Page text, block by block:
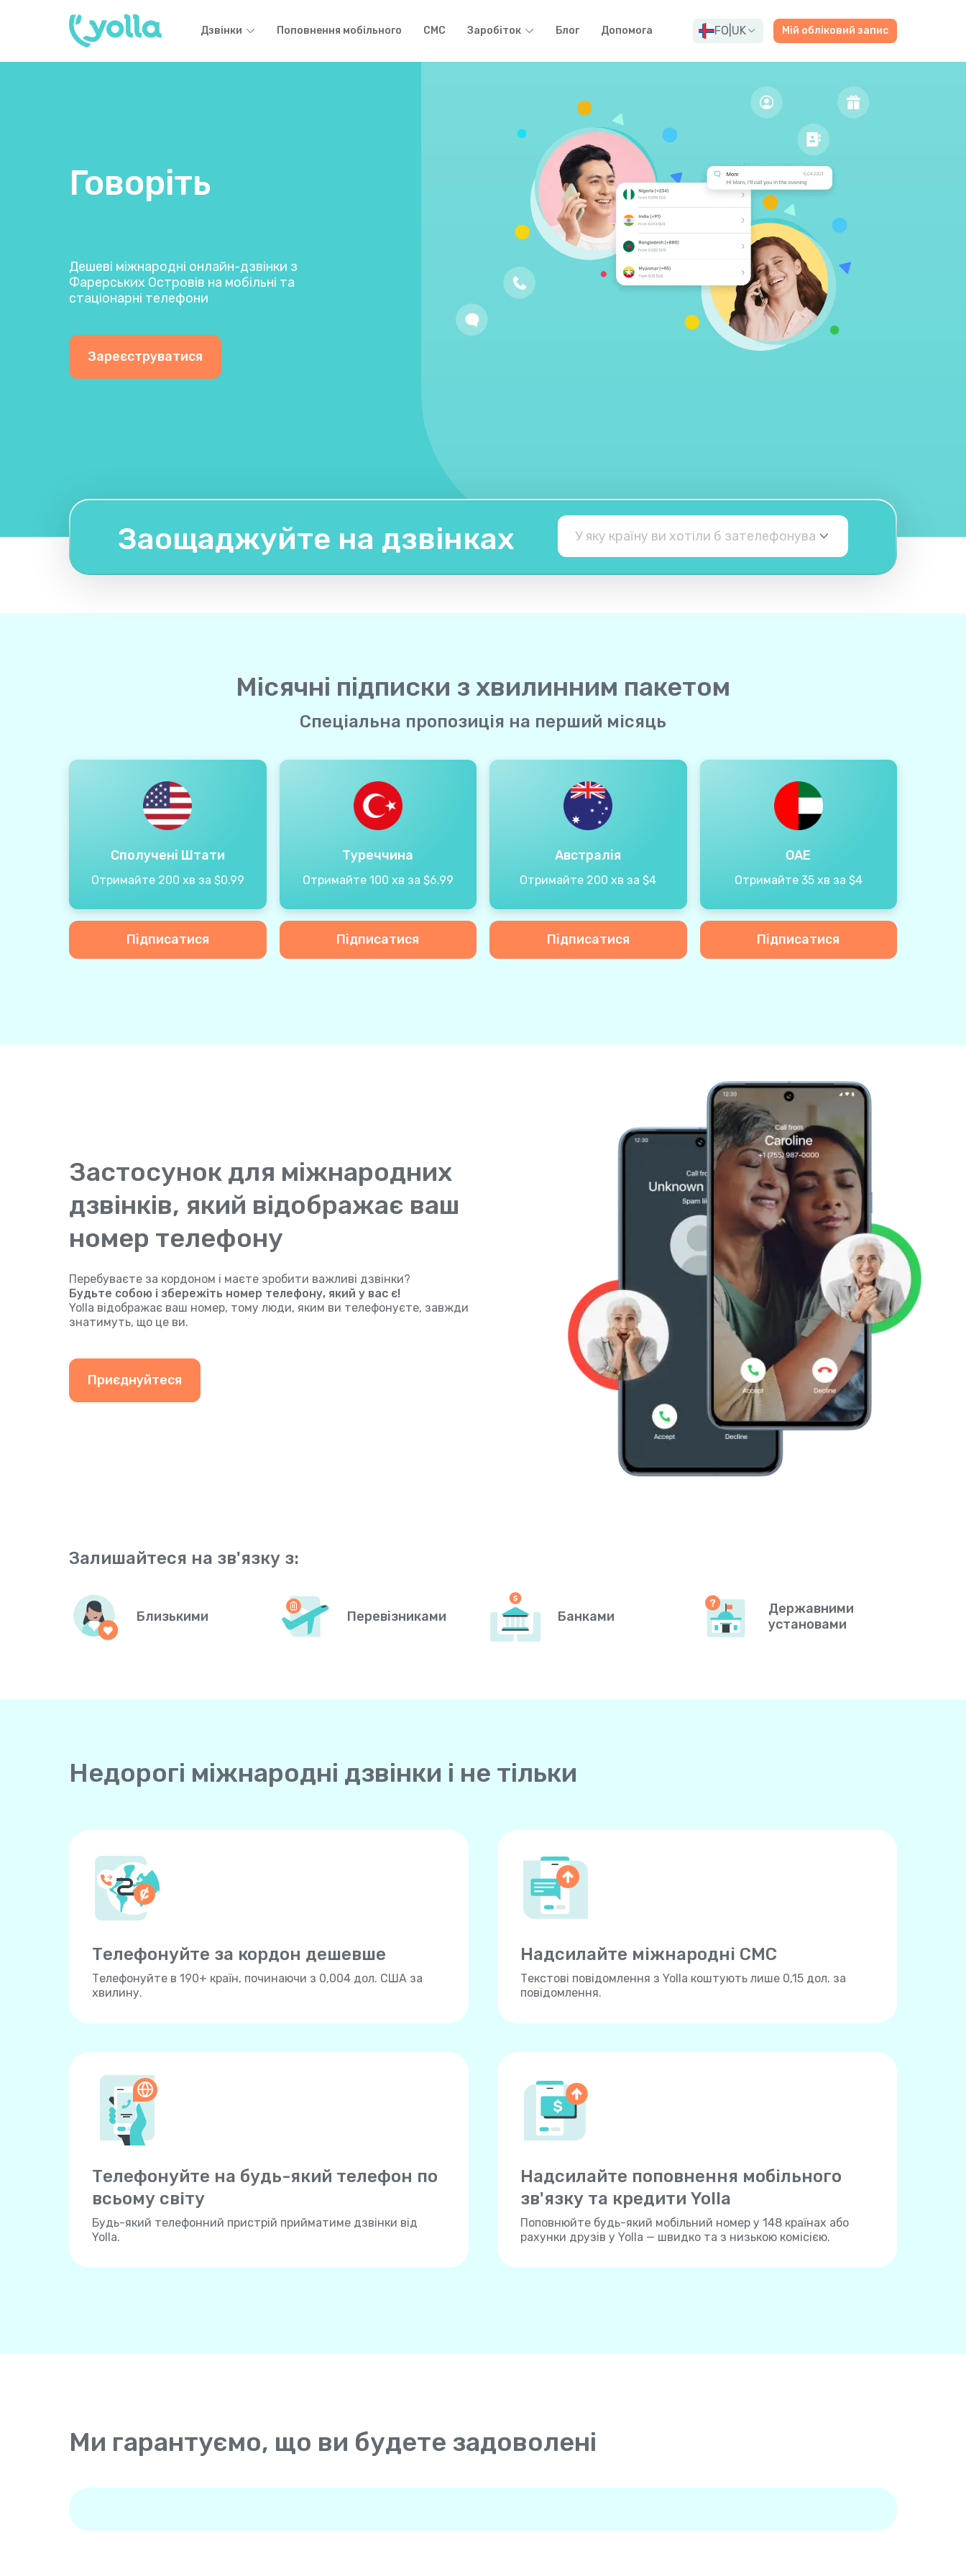
Дзвінки Поповнення мобільного СМС Заробіток Блог Допомога FO UK Мій обліковий запис
Говоріть
Дешеві міжнародні онлайн-дзвінки з
Фарерських Островів на мобільні та
стаціонарні телефони
Зареєструватися
Заощаджуйте на дзвінках
Місячні підписки з хвилинним пакетом
Спеціальна пропозиція на перший місяць
Сполучені Штати
Отримайте 200 хв за $0.99
Підписатися
Туреччина
Отримайте 100 хв за $6.99
Підписатися
Австралія
Отримайте 200 хв за $4
Підписатися
ОАЕ
Отримайте 35 хв за $4
Підписатися
Застосунок для міжнародних
дзвінків, який відображає ваш
номер телефону
Перебуваєте за кордоном і маєте зробити важливі дзвінки?
Будьте собою і збережіть номер телефону, який у вас є!
Yolla відображає ваш номер, тому люди, яким ви телефонуєте, завжди
знатимуть, що це ви.
Приєднуйтеся
Залишайтеся на зв'язку з:
Близькими Перевізниками Банками
Державними
установами
Недорогі міжнародні дзвінки і не тільки
Телефонуйте за кордон дешевше
Телефонуйте в 190+ країн, починаючи з 0,004 дол. США за
хвилину.
Надсилайте міжнародні СМС
Текстові повідомлення з Yolla коштують лише 0,15 дол. за
повідомлення.
Телефонуйте на будь-який телефон по
всьому свiту
Будь-який телефонний пристрій прийматиме дзвінки від
Yolla.
Надсилайте поповнення мобільного
зв'язку та кредити Yolla
Поповнюйте будь-який мобільний номер у 148 країнах або
рахунки друзів у Yolla — швидко та з низькою комісією.
Ми гарантуємо, що ви будете задоволені